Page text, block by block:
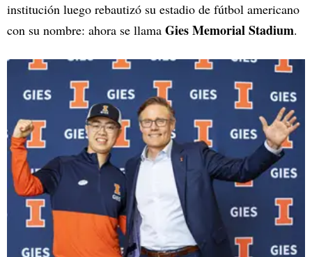
institución luego rebautizó su estadio de fútbol americano
con su nombre: ahora se llama Gies Memorial Stadium.